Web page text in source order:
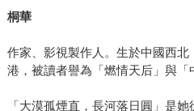
桐華
作家、影視製作人。生於中國西
港，被讀者譽為「燃情天后」與「
「大漠孤煙直，長河落日圓」是